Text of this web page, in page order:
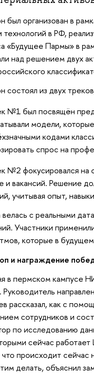
был организован в
технологий в РФ,
«Будущее Пармы» в
над решением двух
состоял из двух
№1 был посвящён
модели,
кодами
спрос на
№2 фокусировался на
и вакансий. Решение
учитывая опыт,
велась с реальными
Участники
которые в
и награждение
в пермском кампусе
Руководитель
рассказал, как с
сотрудников и
по исследованию
сейчас
происходит сейчас
делать, объяснил